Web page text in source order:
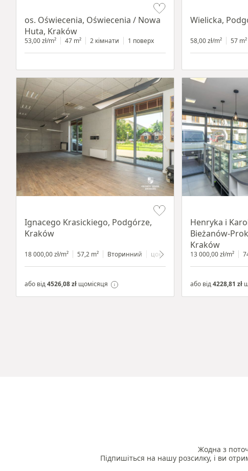
os. Oświecenia, Oświecenia / Nowa
Huta, Kraków
53,00 zł/m² 47 m² 2 кімнати 1 поверх
Wielicka,
58,00 zł/m² 57 m²
Ignacego Krasickiego, Podgórze,
Kraków
18 000,00 zł/m² 57,2 m² Вторинний цокольний поверхз вітриною
або від4526,08 zł щомісяця
Henryka i
Bieżanów-
Kraków
13 000,00 zł/m²
або від4228,81 zł
Жодна з
Підпишіться на нашу розсилку, і ви